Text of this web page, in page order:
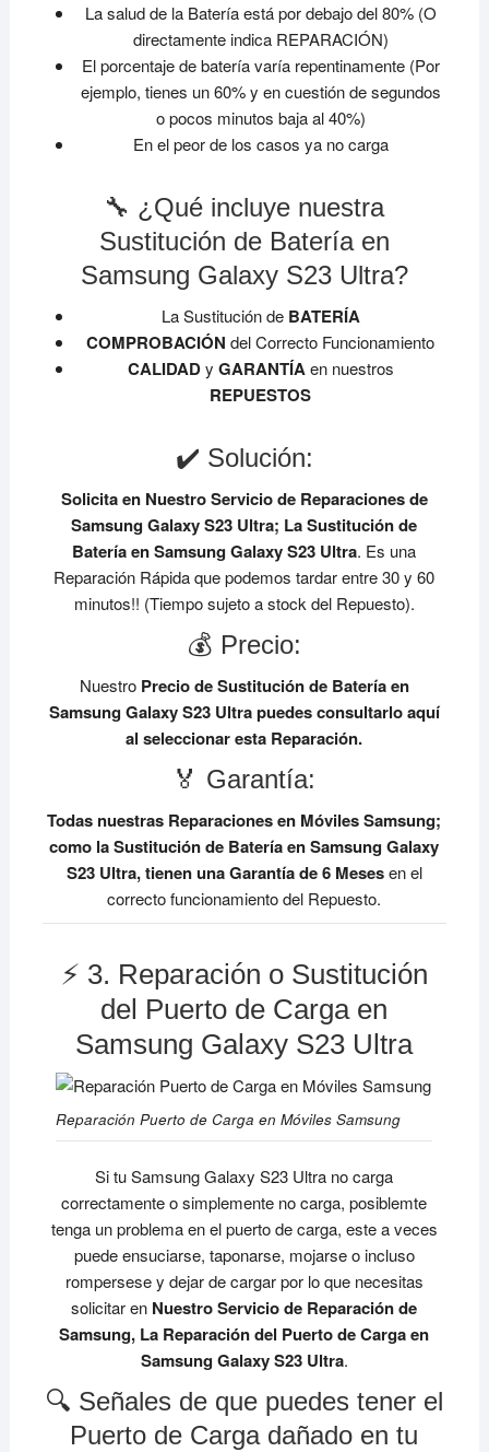
La salud de la Batería está por debajo del 80% (O
directamente indica REPARACIÓN)
El porcentaje de batería varía repentinamente (Por
ejemplo, tienes un 60% y en cuestión de segundos
o pocos minutos baja al 40%)
En el peor de los casos ya no carga
🔧 ¿Qué incluye nuestra
Sustitución de Batería en
Samsung Galaxy S23 Ultra?
La Sustitución de BATERÍA
COMPROBACIÓNdel Correcto Funcionamiento
CALIDADy GARANTÍAen nuestros
REPUESTOS
✔️ Solución:
Solicita en Nuestro Servicio de Reparaciones de
Samsung Galaxy S23 Ultra; La Sustitución de
Batería en Samsung Galaxy S23 Ultra. Es una
Reparación Rápida que podemos tardar entre 30 y 60
minutos!! (Tiempo sujeto a stock del Repuesto).
💰 Precio:
Nuestro Precio de Sustitución de Batería en
Samsung Galaxy S23 Ultrapuedes consultarlo aquí
al seleccionar esta Reparación.
🏅 Garantía:
Todas nuestras Reparaciones en Móviles Samsung;
como la Sustitución de Batería en Samsung Galaxy
S23 Ultra, tienen una Garantía de 6 Mesesen el
correcto funcionamiento del Repuesto.
⚡ 3. Reparación o Sustitución
del Puerto de Carga en
Samsung Galaxy S23 Ultra
Reparación Puerto de Carga en Móviles Samsung
Si tu Samsung Galaxy S23 Ultra no carga
correctamente o simplemente no carga, posiblemte
tenga un problema en el puerto de carga, este a veces
puede ensuciarse, taponarse, mojarse o incluso
rompersese y dejar de cargar por lo que necesitas
solicitar en Nuestro Servicio de Reparación de
Samsung, La Reparación del Puerto de Carga en
Samsung Galaxy S23 Ultra.
🔍 Señales de que puedes tener el
Puerto de Carga dañado en tu